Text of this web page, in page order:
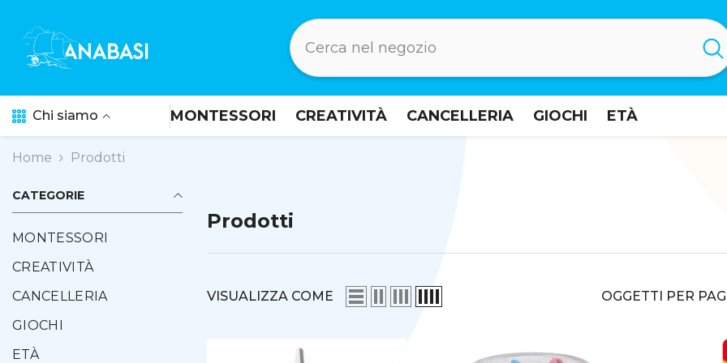
Chi siamo MONTESSORI CREATIVITÀ CANCELLERIA GIOCHI ETÀ
Home Prodotti
CATEGORIE
MONTESSORI
CREATIVITÀ
CANCELLERIA
GIOCHI
ETÀ
Prodotti
VISUALIZZA COME OGGETTI PER